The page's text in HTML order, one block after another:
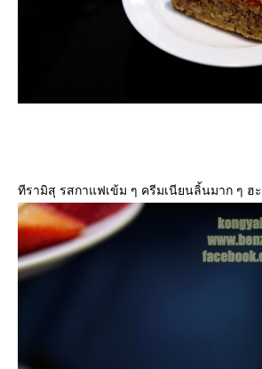
ทีรามิสุ รสกาแฟเข้ม ๆ ครีมเนียนลิ้นมาก ๆ ฮะ